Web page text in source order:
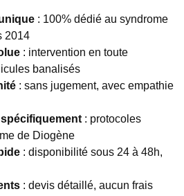
: 100% dédié au syndrome
2014
: intervention en toute
banalisés
: sans jugement, avec empathie
: protocoles
de Diogène
: disponibilité sous 24 à 48h,
: devis détaillé, aucun frais